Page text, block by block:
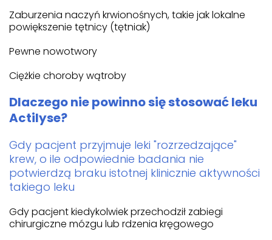
Zaburzenia naczyń krwionośnych, takie jak lokalne
powiększenie tętnicy (tętniak)
Pewne nowotwory
Ciężkie choroby wątroby
Dlaczego nie powinno się stosować leku
Actilyse?
Gdy pacjent przyjmuje leki "rozrzedzające"
krew, o ile odpowiednie badania nie
potwierdzą braku istotnej klinicznie aktywności
takiego leku
Gdy pacjent kiedykolwiek przechodził zabiegi
chirurgiczne mózgu lub rdzenia kręgowego